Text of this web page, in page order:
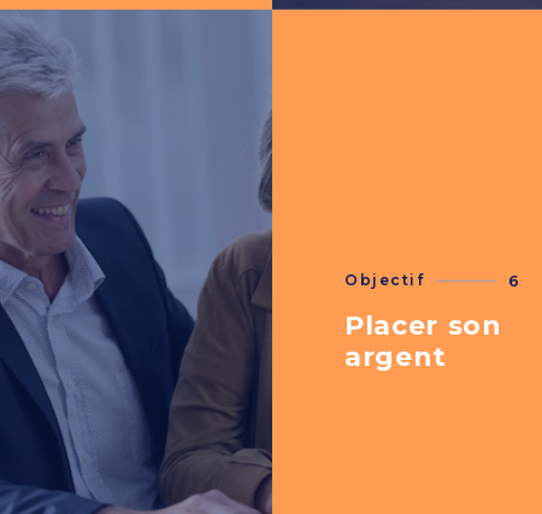
Objectif 6
Placer son
argent